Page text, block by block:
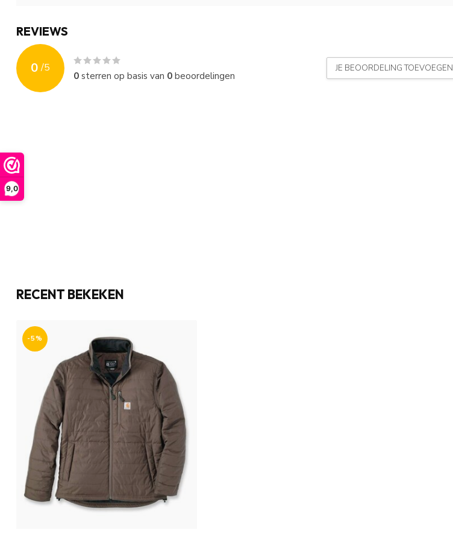
9,0
REVIEWS
0 /5
0sterren op basis van 0beoordelingen
JE BEOORDELING TOEVOEGEN
RECENT BEKEKEN
-5%